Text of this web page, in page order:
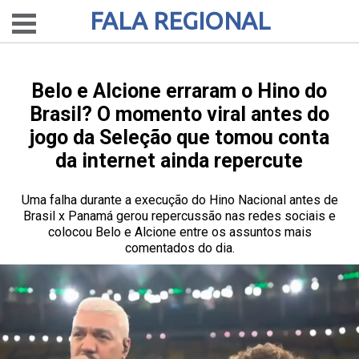
FALA REGIONAL
Belo e Alcione erraram o Hino do
Brasil? O momento viral antes do
jogo da Seleção que tomou conta
da internet ainda repercute
Uma falha durante a execução do Hino Nacional antes de
Brasil x Panamá gerou repercussão nas redes sociais e
colocou Belo e Alcione entre os assuntos mais
comentados do dia.